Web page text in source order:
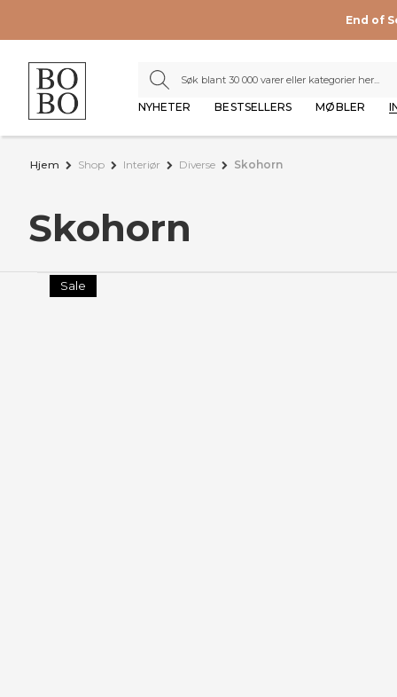
End of
NYHETER BESTSELLERS MØBLER
Hjem Shop Interiør Diverse Skohorn
Skohorn
Sale